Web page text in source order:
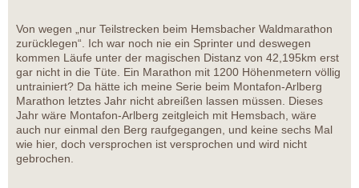
Von wegen „nur Teilstrecken beim Hemsbacher Waldmarathon
zurücklegen“. Ich war noch nie ein Sprinter und deswegen
kommen Läufe unter der magischen Distanz von 42,195km erst
gar nicht in die Tüte. Ein Marathon mit 1200 Höhenmetern völlig
untrainiert? Da hätte ich meine Serie beim Montafon-Arlberg
Marathon letztes Jahr nicht abreißen lassen müssen. Dieses
Jahr wäre Montafon-Arlberg zeitgleich mit Hemsbach, wäre
auch nur einmal den Berg raufgegangen, und keine sechs Mal
wie hier, doch versprochen ist versprochen und wird nicht
gebrochen.